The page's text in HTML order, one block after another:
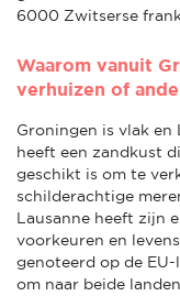
6000 Zwitserse
Waarom vanuit
verhuizen of
Groningen is vlak en
heeft een zandkust
geschikt is om te
schilderachtige
Lausanne heeft zijn
voorkeuren en
genoteerd op de
om naar beide